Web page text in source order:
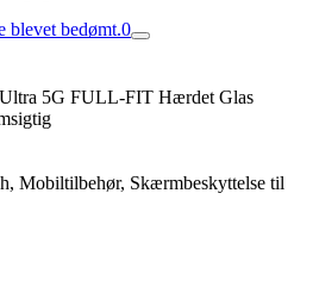
blevet bedømt.0
5G FULL-FIT Hærdet Glas
Mobiltilbehør, Skærmbeskyttelse til